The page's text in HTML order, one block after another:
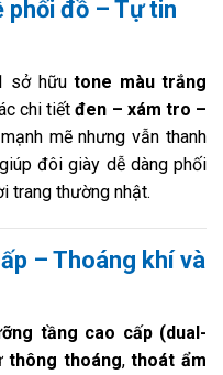
phối đồ – Tự tin
sở hữu tone màu trắng
chi tiếtđen – xám tro –
mẽ nhưng vẫn thanh
đôi giày dễ dàng phối
trang thường nhật.
– Thoáng khí và
tầng cao cấp (dual-
thông thoáng,thoát ẩm